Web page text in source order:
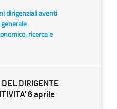
dirigenziali aventi
ricerca e
DEL DIRIGENTE
6 aprile